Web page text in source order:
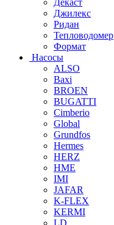
Джилекс
Ридан
Тепловодомер
Формат
Насосы
ALSO
Baxi
BROEN
BUGATTI
Cimberio
Global
Grundfos
Hermes
HERZ
HME
IMI
JAFAR
K-FLEX
KERMI
LD